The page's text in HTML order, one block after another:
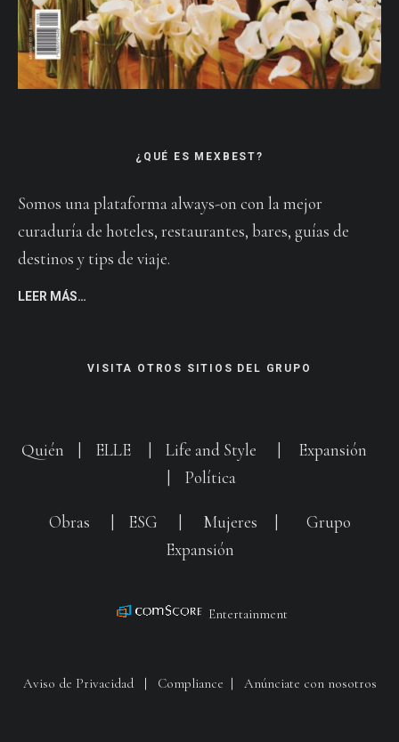
¿QUÉ ES MEXBEST?
Somos una plataforma always-on con la mejor
curaduría de hoteles, restaurantes, bares, guías de
destinos y tips de viaje.
LEER MÁS…
VISITA OTROS SITIOS DEL GRUPO
Quién ELLE Life and Style
Expansión
Política
Obras ESG Mujeres
Grupo
Expansión
Entertainment
Aviso de Privacidad| Compliance Anúnciate con nosotros